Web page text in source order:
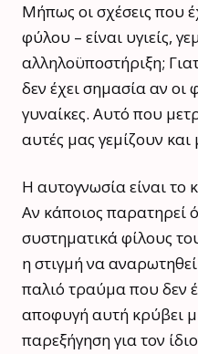
Μήπως οι σχέσεις που
φύλου – είναι υγιείς,
αλληλοϋποστήριξη;
δεν έχει σημασία αν οι
γυναίκες. Αυτό που
αυτές μας γεμίζουν
Η αυτογνωσία είναι το
Αν κάποιος παρατηρεί
συστηματικά φίλους
η στιγμή να
παλιό τραύμα που δεν
αποφυγή αυτή κρύβει
παρεξήγηση για τον